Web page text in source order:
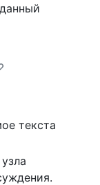
текста